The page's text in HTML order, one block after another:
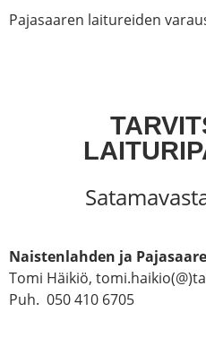
Pajasaaren laitureiden
Naistenlahden ja
Tomi Häikiö,
Puh. 050 410 6705